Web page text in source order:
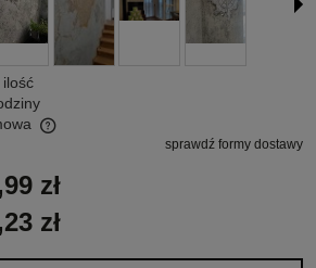
kosztów płatnościsprawdź formy dostawy
zł
zł